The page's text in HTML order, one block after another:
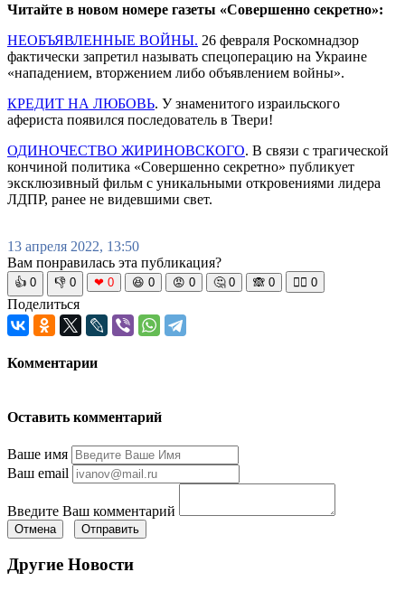
Читайте в новом номере газеты «Совершенно секретно»:
НЕОБЪЯВЛЕННЫЕ ВОЙНЫ. 26 февраля Роскомнадзор
фактически запретил называть спецоперацию на Украине
«нападением, вторжением либо объявлением войны».
КРЕДИТ НА ЛЮБОВЬ. У знаменитого израильского
афериста появился последователь в Твери!
ОДИНОЧЕСТВО ЖИРИНОВСКОГО. В связи с трагической
кончиной политика «Совершенно секретно» публикует
эксклюзивный фильм с уникальными откровениями лидера
ЛДПР, ранее не видевшими свет.
13 апреля 2022, 13:50
Вам понравилась эта публикация?
👍 0 👎 0 ❤ 0 😆 0 😡 0 🤔 0 🙈 0 🧘‍♀️ 0
Поделиться
Комментарии
Оставить комментарий
Ваше имя
Ваш email
Введите Ваш комментарий
Отмена Отправить
Другие Новости